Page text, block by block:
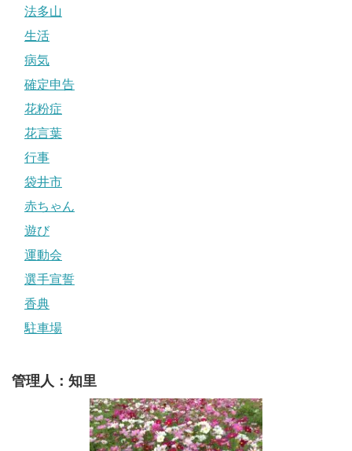
法多山
生活
病気
確定申告
花粉症
花言葉
行事
袋井市
赤ちゃん
遊び
運動会
選手宣誓
香典
駐車場
管理人：知里